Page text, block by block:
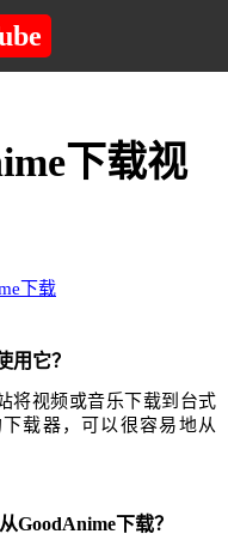
下载视
下载
用它？
将视频或音乐下载到台式
载器，可以很容易地从
GoodAnime下载？